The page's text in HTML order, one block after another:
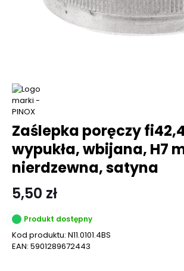
Zaślepka poręczy
wypukła, wbijana, H7
nierdzewna, satyna
5,50 zł
Produkt dostępny
Kod produktu: N11.0101.4BS
EAN: 5901289672443